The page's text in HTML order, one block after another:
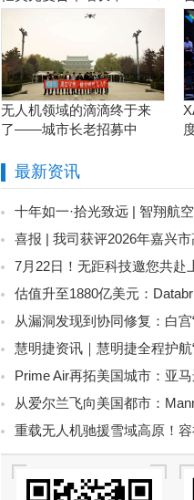
无人机领域的滴滴终于来
了——城市长老招募中
最新资讯
十年如一·拾光致远 | 智翔航
喜报 | 我司获评2026年嘉兴
7月22日！无距科技邀您共赴
览会估值升至1880亿美元：
治理与企业智能体基础设施
从漏洞发现到协同修复：白
网络安全清算机制
慧明捷资讯｜慧明捷全程护
保障演练”
Prime Air再拓美国城市：亚
兰，低空物流竞争转向多城市
从爱尔兰飞向美国都市：
市级无人机配送运营基地
重载无人机驰援雪域高原！
防，科技重塑高原救援新战力